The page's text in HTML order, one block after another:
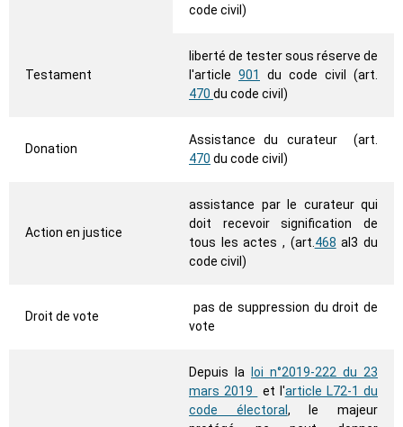
code civil)
Testament
liberté de tester sous réserve de
l'article 901
du code civil (art.
470 du code civil)
Donation
Assistance du curateur (art.
470 du code civil)
Action en justice
assistance par le curateur qui
doit recevoir signification de
tous les actes , (art.468 al3 du
code civil)
Droit de vote
pas de suppression du droit de
vote
Depuis la
loi n°2019-222 du 23
mars 2019
et l'article L72-1 du
code électoral, le majeur